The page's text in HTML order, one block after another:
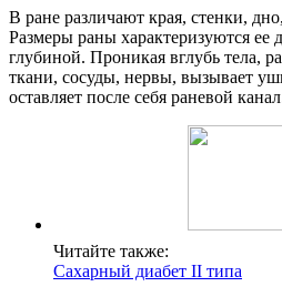
В ране различают края, стенки,
Размеры раны характеризуются
глубиной. Проникая вглубь тела,
ткани, сосуды, нервы, вызывает
оставляет после себя раневой
Читайте также:
Сахарный диабет II типа